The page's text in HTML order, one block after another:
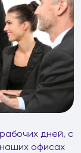
дней, с
наших офисах